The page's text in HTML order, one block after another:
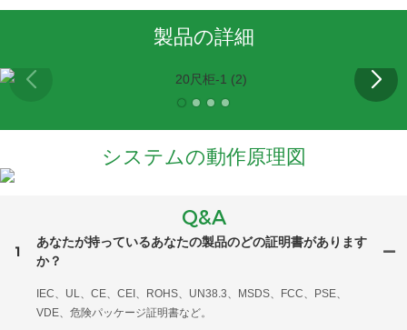
製品の詳細
システムの動作原理図
Q&A
1
あなたが持っているあなたの製品のどの証明書があります
か？
IEC、UL、CE、CEI、ROHS、UN38.3、MSDS、FCC、PSE、
VDE、危険パッケージ証明書など。